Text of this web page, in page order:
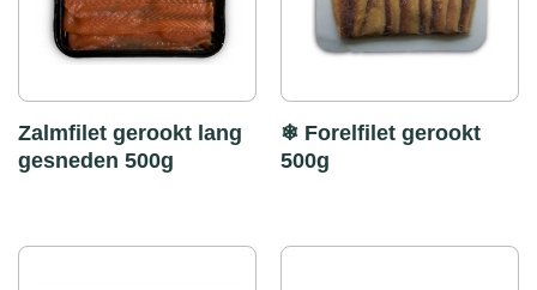
Zalmfilet gerookt lang
gesneden 500g
❄ Forelfilet gerookt
500g